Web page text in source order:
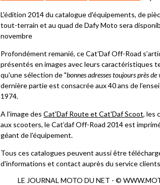
L'édition 2014 du catalogue d'équipements, de
tout-terrain et au quad de Dafy Moto sera
novembre
Profondément remanié, ce Cat’Daf Off-Road
présentés en images avec leurs caractéristiques
qu'une sélection de "bonnes adresses toujours près
dernière partie est consacrée aux 40 ans de
1974.
A l'image des Cat'Daf Route et Cat'Daf Scoot, les
aux scooters, le Cat’daf Off-Road 2014 est
géant de l'équipement.
Tous ces catalogues peuvent aussi être
d'informations et contact auprès du service
LE JOURNAL MOTO DU NET - ©